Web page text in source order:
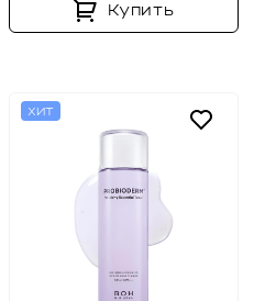
Купить
ХИТ